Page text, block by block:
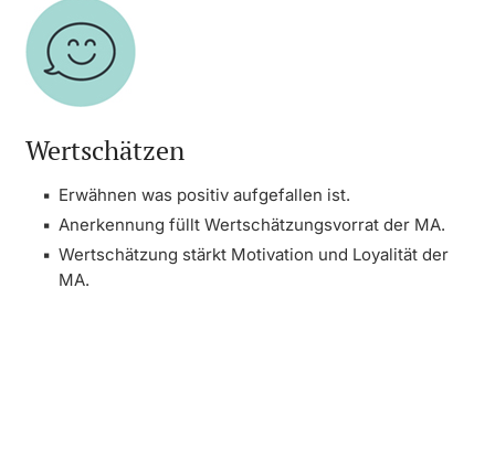
Wertschätzen
Erwähnen was positiv aufgefallen ist.
Anerkennung füllt Wertschätzungsvorrat der MA.
Wertschätzung stärkt Motivation und Loyalität der
MA.